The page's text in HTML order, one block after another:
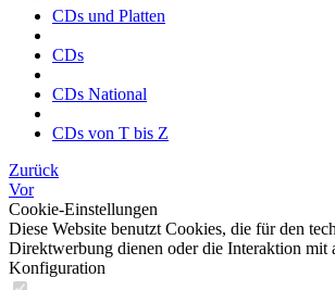
CDs und Platten
CDs
CDs National
CDs von T bis Z
Zurück
Vor
Cookie-Einstellungen
Diese Website benutzt Cookies, die für den
Direktwerbung dienen oder die Interaktion mit
Konfiguration